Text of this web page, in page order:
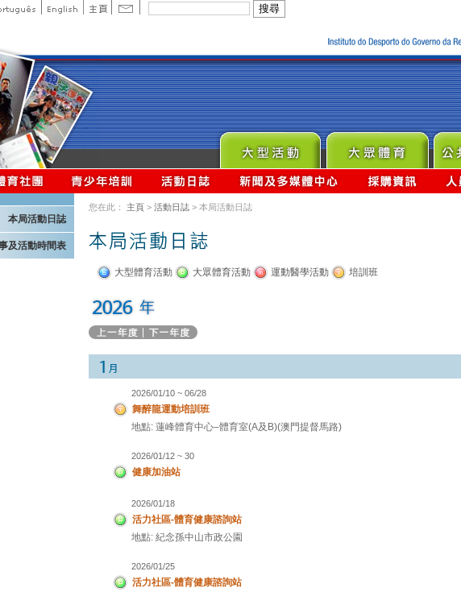
本局活動日誌
及活動時間表
您在此： 主頁 > 活動日誌 > 本局活動日誌
大型體育活動 大眾體育活動 運動醫學活動 培訓班
2026/01/10 ~ 06/28
舞醉龍運動培訓班
地點: 蓮峰體育中心–體育室(A及B)(澳門提督馬路)
2026/01/12 ~ 30
健康加油站
2026/01/18
活力社區-體育健康諮詢站
地點: 紀念孫中山市政公園
2026/01/25
活力社區-體育健康諮詢站